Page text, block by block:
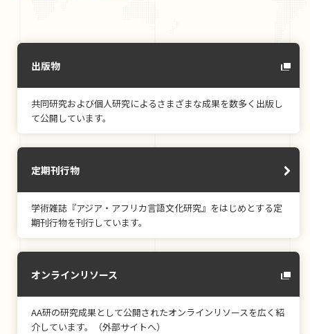
出版物
共同研究および個人研究によるさまざまな成果を数多く出版し
て公開しています。
定期刊行物
学術雑誌『アジア・アフリカ言語文化研究』をはじめとする定
期刊行物を刊行しています。
オンラインリソース
AA研の研究成果として公開されたオンラインリソースを広く紹
介しています。（外部サイトへ）